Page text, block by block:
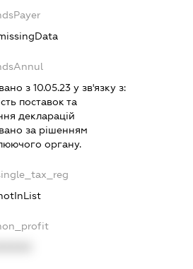
з 10.05.23 у зв'язку з:
поставок та
декларацiй
за рiшенням
органу.